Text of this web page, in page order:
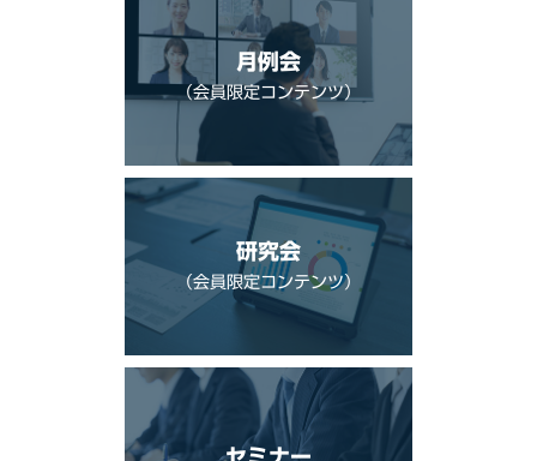
月例会
（会員限定コンテンツ）
研究会
（会員限定コンテンツ）
セミナー